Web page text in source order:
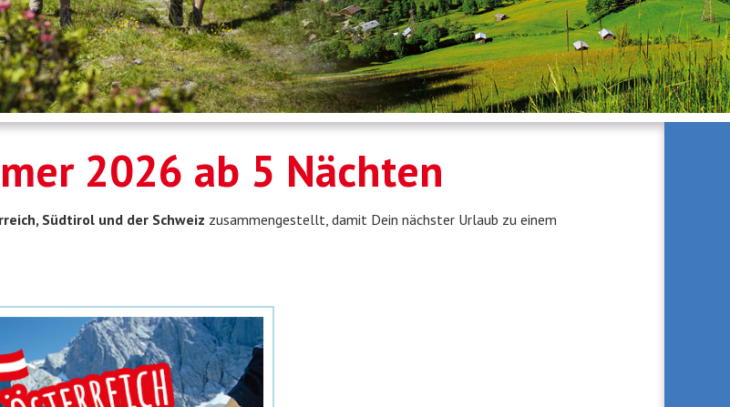
2026 ab 5 Nächten
Südtirol und der Schweiz zusammengestellt, damit Dein nächster Urlaub zu einem